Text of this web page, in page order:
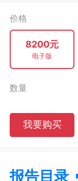
价格
8200元
电子版
数量
我要购买
报告目录